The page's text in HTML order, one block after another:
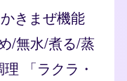
きまぜ機能
/無水/煮る/蒸
「ラクラ・